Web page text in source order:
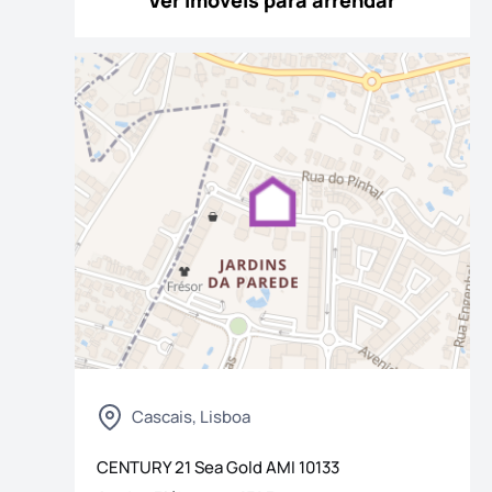
Cascais, Lisboa
CENTURY 21 Sea GoldAMI 10133